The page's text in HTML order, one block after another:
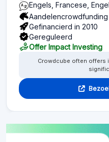
Engels, Francese,
Aandelencrowdfunding
Gefinancierd in 2010
Gereguleerd
Offer Impact Investing
Crowdcube often offers